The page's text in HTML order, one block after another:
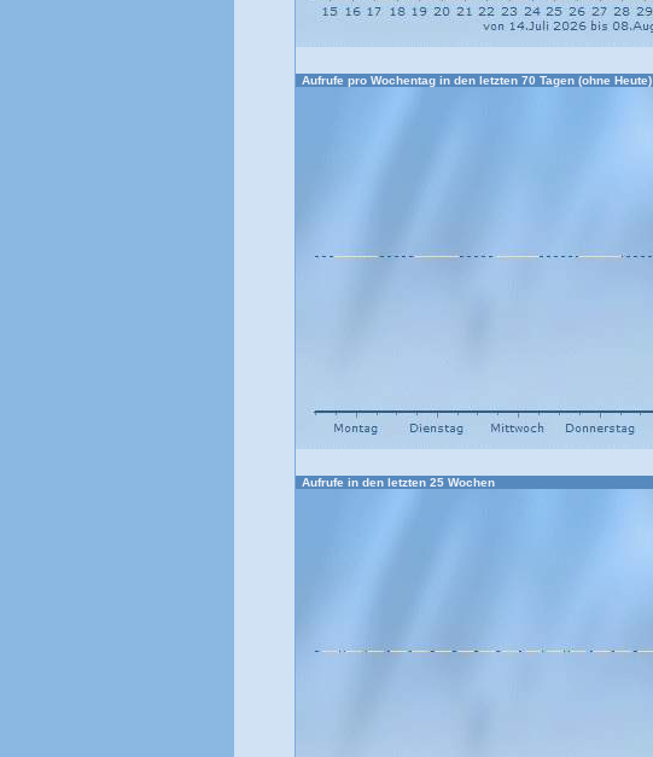
Aufrufe pro Wochentag in den letzten 70 Tagen (ohne Heute)
Aufrufe in den letzten 25 Wochen